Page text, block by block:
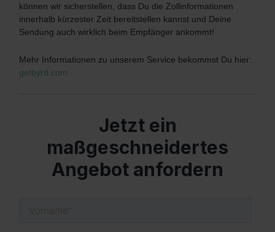
können wir sicherstellen, dass Du die Zollinformationen
innerhalb kürzester Zeit bereitstellen kannst und Deine
Sendung auch wirklich beim Empfänger ankommt!
Mehr Informationen zu unserem Service bekommst Du hier:
getbyrd.com